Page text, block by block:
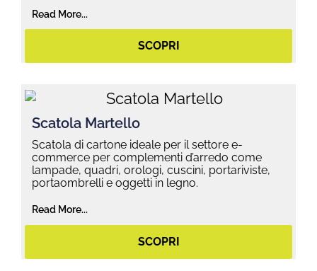
Read More...
SCOPRI
Scatola Martello
Scatola di cartone ideale per il settore e-
commerce per complementi d’arredo come
lampade, quadri, orologi, cuscini, portariviste,
portaombrelli e oggetti in legno.
Read More...
SCOPRI